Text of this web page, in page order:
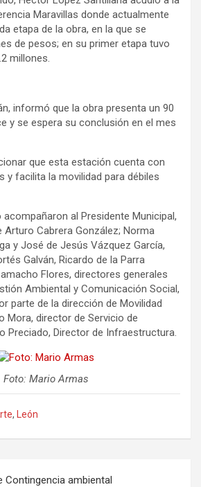
Maravillas donde actualmente
etapa de la obra, en la que se
de pesos; en su primer etapa tuvo
millones.
informó que la obra presenta un 90
y se espera su conclusión en el mes
que esta estación cuenta con
y facilita la movilidad para débiles
al Presidente Municipal,
Arturo Cabrera González; Norma
y José de Jesús Vázquez García,
Galván, Ricardo de la Parra
Flores, directores generales
Ambiental y Comunicación Social,
parte de la dirección de Movilidad
Mora, director de Servicio de
Preciado, Director de Infraestructura.
Foto: Mario Armas
, León
Contingencia ambiental